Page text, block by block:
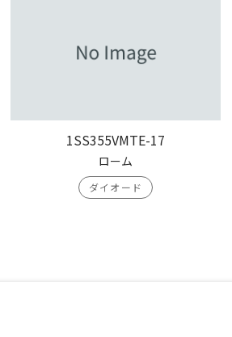
1SS355VMTE-17
ローム
ダイオード